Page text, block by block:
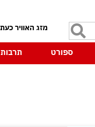
ספורט תרבות